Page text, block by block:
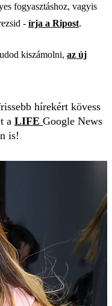
fogyasztáshoz, vagyis
- írja a Ripost.
kiszámolni, az új
hírekért kövess
a LIFE Google News
is!